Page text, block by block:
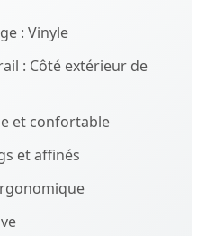
: Vinyle
: Côté extérieur de
et confortable
et affinés